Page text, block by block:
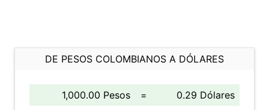
DE PESOS COLOMBIANOS A DÓLARES
1,000.00 Pesos =
0.29 Dólares